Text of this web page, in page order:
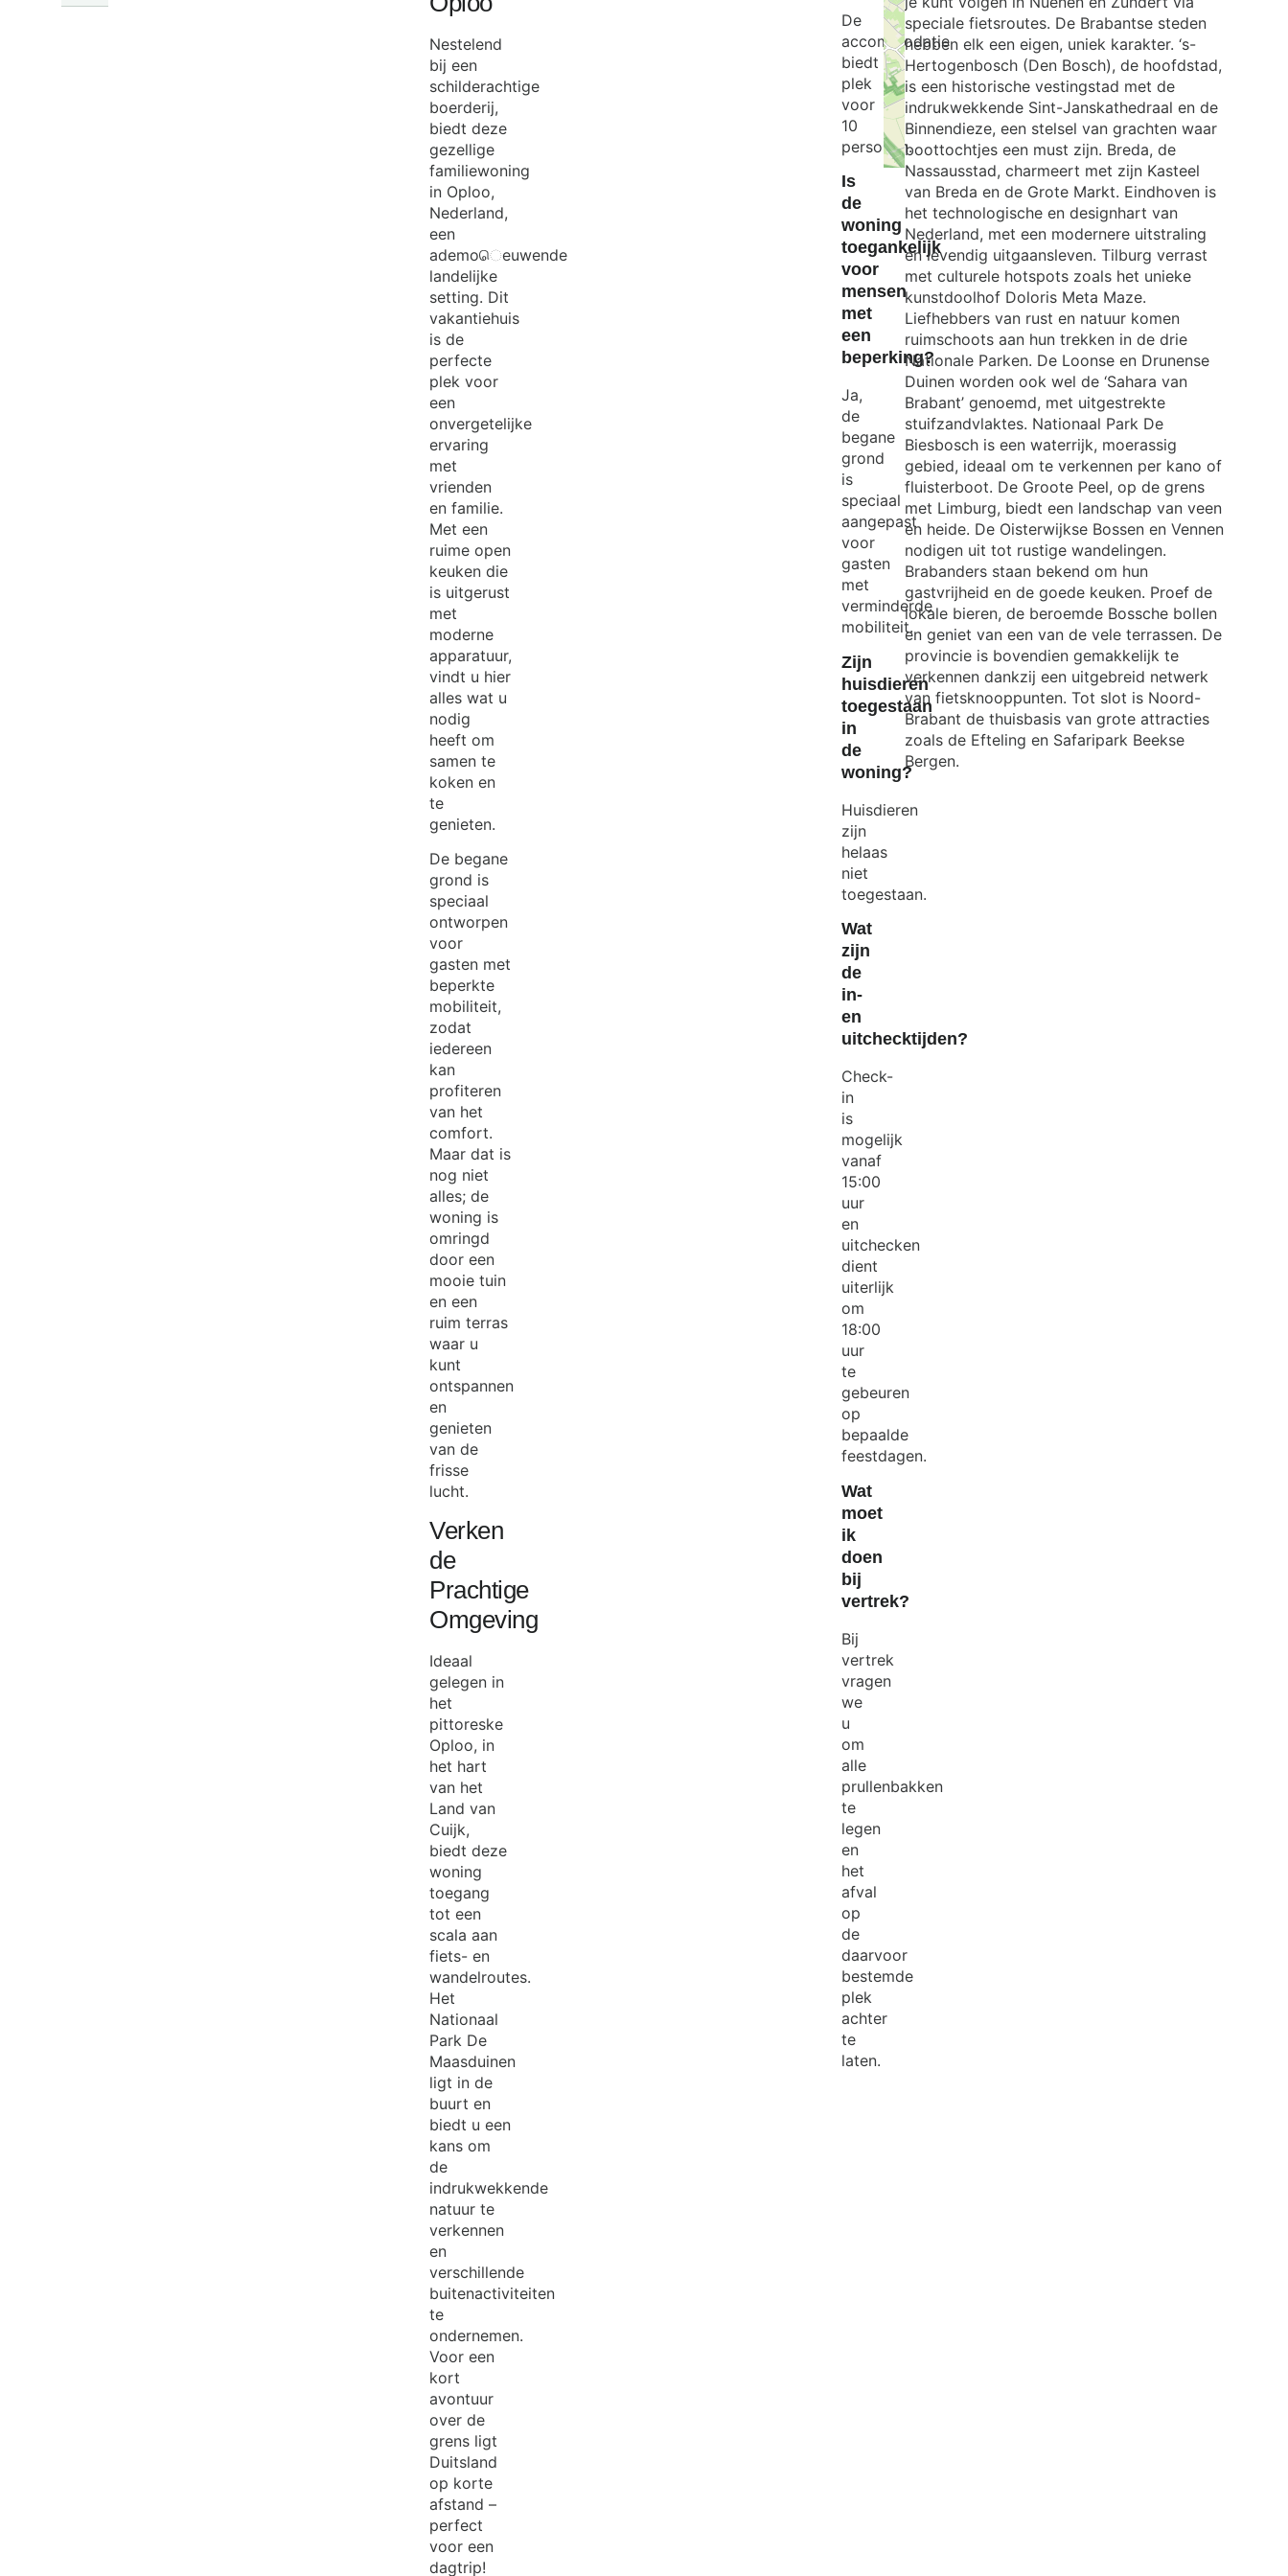
Nestelend
bij een
schilderachtige
boerderij,
biedt deze
gezellige
familiewoning
in Oploo,
Nederland,
een
ademoெeuwende
landelijke
setting. Dit
vakantiehuis
is de
perfecte
plek voor
een
onvergetelijke
ervaring
met
vrienden
en familie.
Met een
ruime open
keuken die
is uitgerust
met
moderne
apparatuur,
vindt u hier
alles wat u
nodig
heeft om
samen te
koken en
te
genieten.
De begane
grond is
speciaal
ontworpen
voor
gasten met
beperkte
mobiliteit,
zodat
iedereen
kan
profiteren
van het
comfort.
Maar dat is
nog niet
alles; de
woning is
omringd
door een
mooie tuin
en een
ruim terras
waar u
kunt
ontspannen
en
genieten
van de
frisse
lucht.
Verken
de
Prachtige
Omgeving
Ideaal
gelegen in
het
pittoreske
Oploo, in
het hart
van het
Land van
Cuijk,
biedt deze
woning
toegang
tot een
scala aan
fiets- en
wandelroutes.
Het
Nationaal
Park De
Maasduinen
ligt in de
buurt en
biedt u een
kans om
de
indrukwekkende
natuur te
verkennen
en
verschillende
buitenactiviteiten
te
ondernemen.
Voor een
kort
avontuur
over de
grens ligt
Duitsland
op korte
afstand –
perfect
voor een
dagtrip!
De
accommodatie
biedt
plek
voor
10
personen.
Is
de
woning
toegankelijk
voor
mensen
met
een
beperking?
Ja,
de
begane
grond
is
speciaal
aangepast
voor
gasten
met
verminderde
mobiliteit.
Zijn
huisdieren
toegestaan
in
de
woning?
Huisdieren
zijn
helaas
niet
toegestaan.
Wat
zijn
de
in-
en
uitchecktijden?
Check-
in
is
mogelijk
vanaf
15:00
uur
en
uitchecken
dient
uiterlijk
om
18:00
uur
te
gebeuren
op
bepaalde
feestdagen.
Wat
moet
ik
doen
bij
vertrek?
Bij
vertrek
vragen
we
u
om
alle
prullenbakken
te
legen
en
het
afval
op
de
daarvoor
bestemde
plek
achter
te
laten.
Exit map
speciale fietsroutes. De Brabantse steden
hebben elk een eigen, uniek karakter. ‘s-
Hertogenbosch (Den Bosch), de hoofdstad,
is een historische vestingstad met de
indrukwekkende Sint-Janskathedraal en de
Binnendieze, een stelsel van grachten waar
boottochtjes een must zijn. Breda, de
Nassausstad, charmeert met zijn Kasteel
van Breda en de Grote Markt. Eindhoven is
het technologische en designhart van
Nederland, met een modernere uitstraling
en levendig uitgaansleven. Tilburg verrast
met culturele hotspots zoals het unieke
kunstdoolhof Doloris Meta Maze.
Liefhebbers van rust en natuur komen
ruimschoots aan hun trekken in de drie
Nationale Parken. De Loonse en Drunense
Duinen worden ook wel de ‘Sahara van
Brabant’ genoemd, met uitgestrekte
stuifzandvlaktes. Nationaal Park De
Biesbosch is een waterrijk, moerassig
gebied, ideaal om te verkennen per kano of
fluisterboot. De Groote Peel, op de grens
met Limburg, biedt een landschap van veen
en heide. De Oisterwijkse Bossen en Vennen
nodigen uit tot rustige wandelingen.
Brabanders staan bekend om hun
gastvrijheid en de goede keuken. Proef de
lokale bieren, de beroemde Bossche bollen
en geniet van een van de vele terrassen. De
provincie is bovendien gemakkelijk te
verkennen dankzij een uitgebreid netwerk
van fietsknooppunten. Tot slot is Noord-
Brabant de thuisbasis van grote attracties
zoals de Efteling en Safaripark Beekse
Bergen.